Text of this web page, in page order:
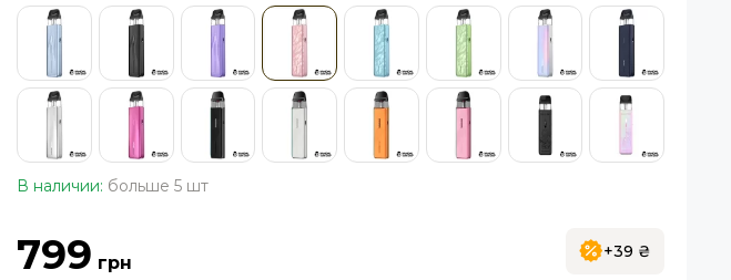
В наличии: больше 5 шт
799 грн
+39 ₴